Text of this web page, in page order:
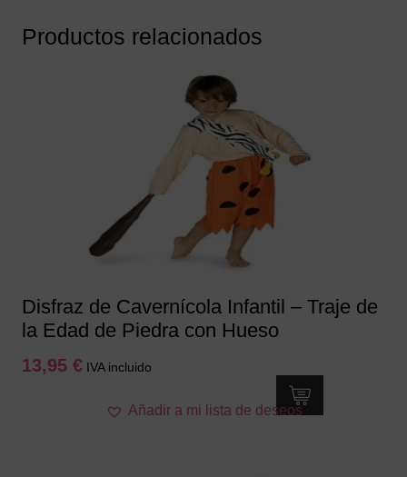
Productos relacionados
Disfraz de Cavernícola Infantil – Traje de
la Edad de Piedra con Hueso
13,95 € IVA incluido
producto
Añadir a mi lista de deseos